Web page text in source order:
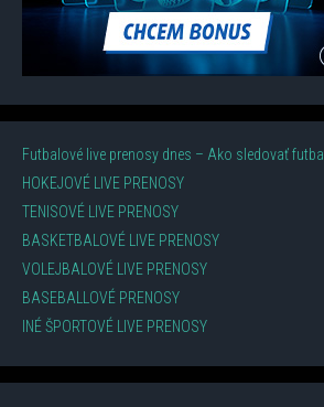
Futbalové live prenosy dnes – Ako sledovať
HOKEJOVÉ LIVE PRENOSY
TENISOVÉ LIVE PRENOSY
BASKETBALOVÉ LIVE PRENOSY
VOLEJBALOVÉ LIVE PRENOSY
BASEBALLOVÉ PRENOSY
INÉ ŠPORTOVÉ LIVE PRENOSY